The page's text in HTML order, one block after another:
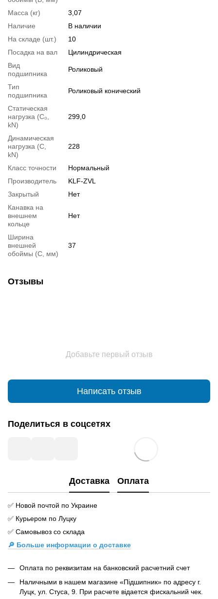
Масса (кг)
3,07
Наличие
В наличии
На складе (шт.)
10
Посадка на вал
Цилиндрическая
Вид
подшипника
Роликовый
Тип
подшипника
Роликовый конический
Статическая
нагрузка (С₀,
kN)
299,0
Динамическая
нагрузка (С,
kN)
228
Класс точности
Нормальный
Производитель
KLF-ZVL
Закрытый
Нет
Канавка на
внешнем
кольце
Нет
Ширина
внешней
обоймы (С, мм)
37
Отзывы
Добавьте первый отзыв
Написать отзыв
Поделиться в соцсетях
Доставка Оплата
✅ Новой почтой по Украине
✅ Курьером по Луцку
✅ Самовывоз со склада
🔎 Больше информации о доставке
Оплата по реквизитам на банковский расчетний счет
Наличными в нашем магазине «Підшипник» по адресу г.
Луцк, ул. Стуса, 9. При расчете відается фискальний чек.